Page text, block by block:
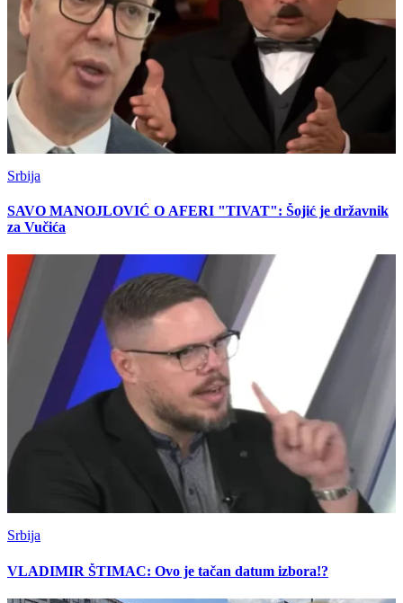
Srbija
SAVO MANOJLOVIĆ O AFERI "TIVAT": Šojić je državnik
za Vučića
Srbija
VLADIMIR ŠTIMAC: Ovo je tačan datum izbora!?